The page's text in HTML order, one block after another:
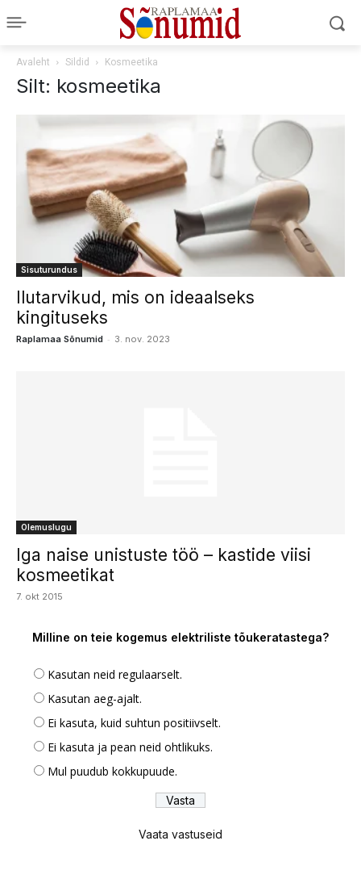
Avaleht Sildid Kosmeetika
Silt: kosmeetika
Sisuturundus
Ilutarvikud, mis on ideaalseks
kingituseks
Raplamaa Sõnumid - 3. nov. 2023
Olemuslugu
Iga naise unistuste töö – kastide viisi
kosmeetikat
7. okt 2015
Milline on teie kogemus elektriliste tõukeratastega?
Kasutan neid regulaarselt.
Kasutan aeg-ajalt.
Ei kasuta, kuid suhtun positiivselt.
Ei kasuta ja pean neid ohtlikuks.
Mul puudub kokkupuude.
Vaata vastuseid